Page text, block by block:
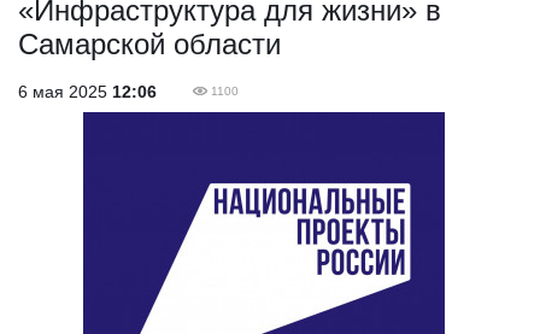
«Инфраструктура для жизни» в
Самарской области
6 мая 2025 12:06 1100